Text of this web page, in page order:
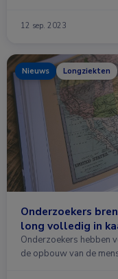
12 sep. 2023
Nieuws Longziekten
Onderzoekers
long volledig in
Onderzoekers hebben
de opbouw van de